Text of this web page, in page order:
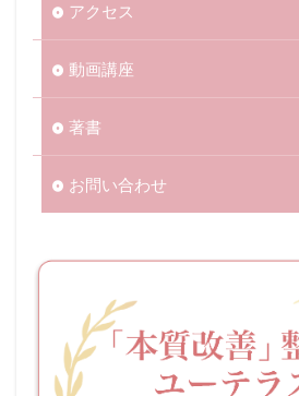
アクセス
動画講座
著書
お問い合わせ